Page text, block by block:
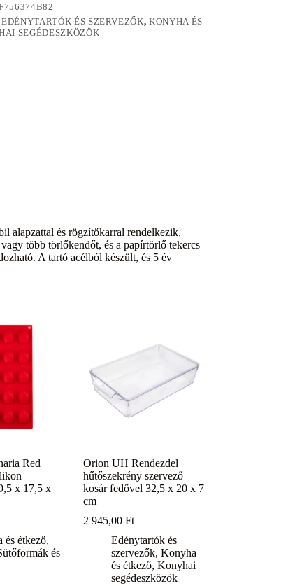
EDÉNYTARTÓK ÉS SZERVEZŐK,KONYHA ÉS
SEGÉDESZKÖZÖK
alapzattal és rögzítőkarral rendelkezik,
több törlőkendőt, és a papírtörlő tekercs
A tartó acélból készült, és 5 év
Red
x 17,5 x
és étkező,
és
Orion UH Rendezdel
hűtőszekrény szervező –
kosár fedővel 32,5 x 20 x 7
cm
2 945,00Ft
Edénytartók és
szervezők,Konyha
és étkező,Konyhai
segédeszközök